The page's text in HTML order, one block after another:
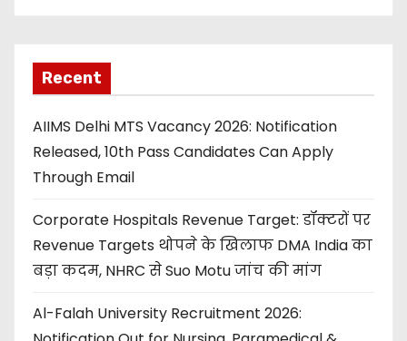
Recent
AIIMS Delhi MTS Vacancy 2026: Notification
Released, 10th Pass Candidates Can Apply
Through Email
Corporate Hospitals Revenue Target: डॉक्टरों पर
Revenue Targets थोपने के खिलाफ DMA India का
बड़ा कदम, NHRC से Suo Motu जांच की मांग
Al-Falah University Recruitment 2026: